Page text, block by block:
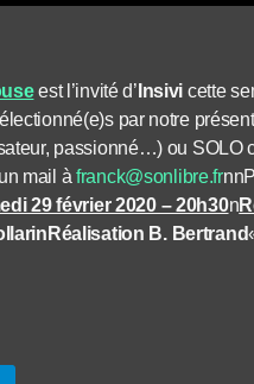
est l’invité d’ Insivi cette
par notre
passionné…) ou SOLO
mail à franck@sonlibre.frnn
29 février 2020 – 20h30n
nRéalisation B. Bertrand